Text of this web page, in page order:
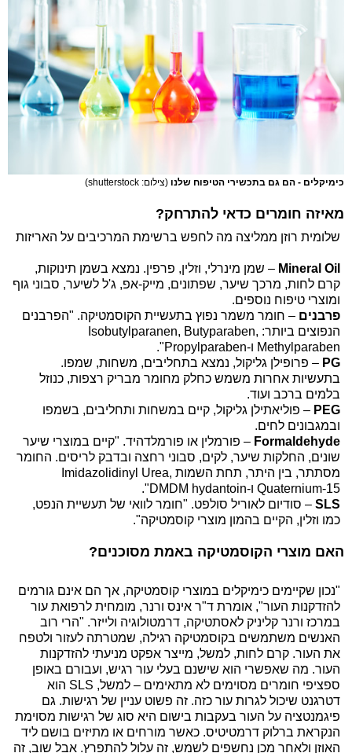
כימיקלים - הם גם בתכשירי הטיפוח שלנו (צילום: shutterstock)
מאיזה חומרים כדאי להתרחק?
שלומית רוזן ממליצה מה לחפש ברשימת המרכיבים על האריזות
Mineral Oil – שמן מינרלי, וזלין, פרפין. נמצא בשמן תינוקות,
קרם לחות, מרכך שיער, שפתונים, מייק-אפ, ג'ל לשיער, סבוני גוף
ומוצרי טיפוח נוספים.
פרבנים – חומר משמר נפוץ בתעשיית הקוסמטיקה. "הפרבנים
הנפוצים ביותר: Isobutylparanen, Butyparaben,
Methylparaben ו-Propylparaben".
PG – פרופילן גליקול, נמצא בתחליבים, משחות, שמפו.
בתעשיות אחרות משמש כחלק מחומר מבריק רצפות, כנוזל
בלמים ברכב ועוד.
PEG – פוליאתילן גליקול, קיים במשחות ותחליבים, בשמפו
ובמגבונים לחים.
Formaldehyde – פורמלין או פורמלדהיד. "קיים במוצרי שיער
שונים, החלקות שיער, לקים, סבוני רחצה ובדבק לריסים. החומר
מסתתר, בין היתר, תחת השמות Imidazolidinyl Urea,
Quaternium-15 ו-DMDM hydantoin".
SLS – סודיום לאוריל סולפט. "חומר לוואי של תעשיית הנפט,
כמו וזלין, הקיים בהמון מוצרי קוסמטיקה".
האם מוצרי הקוסמטיקה באמת מסוכנים?
"נכון שקיימים כימיקלים במוצרי קוסמטיקה, אך הם אינם גורמים
להזדקנות העור", אומרת ד"ר אינס ורנר, מומחית לרפואת עור
במרכז ורנר קליניק לאסתטיקה, דרמטולוגיה ולייזר. "הרי רוב
האנשים משתמשים בקוסמטיקה רגילה, שמטרתה לעזור ולטפח
את העור. קרם לחות, למשל, מייצר אפקט מניעתי להזדקנות
העור. מה שאפשרי הוא שישנם בעלי עור רגיש, ועבורם באופן
ספציפי חומרים מסוימים לא מתאימים – למשל, SLS הוא
דטרגנט שיכול לגרות עור כזה. זה פשוט עניין של רגישות. גם
פיגמנטציה על העור בעקבות בישום היא סוג של רגישות מסוימת
הנקראת ברלוק דרמטיטיס. כאשר מורחים או מתיזים בושם ליד
האוזן ולאחר מכן נחשפים לשמש, זה עלול להתפרץ. אבל שוב, זה